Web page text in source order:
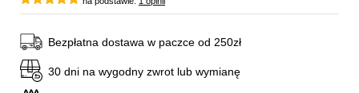
Bezpłatna dostawa w paczce od 250zł
30 dni na wygodny zwrot lub wymianę